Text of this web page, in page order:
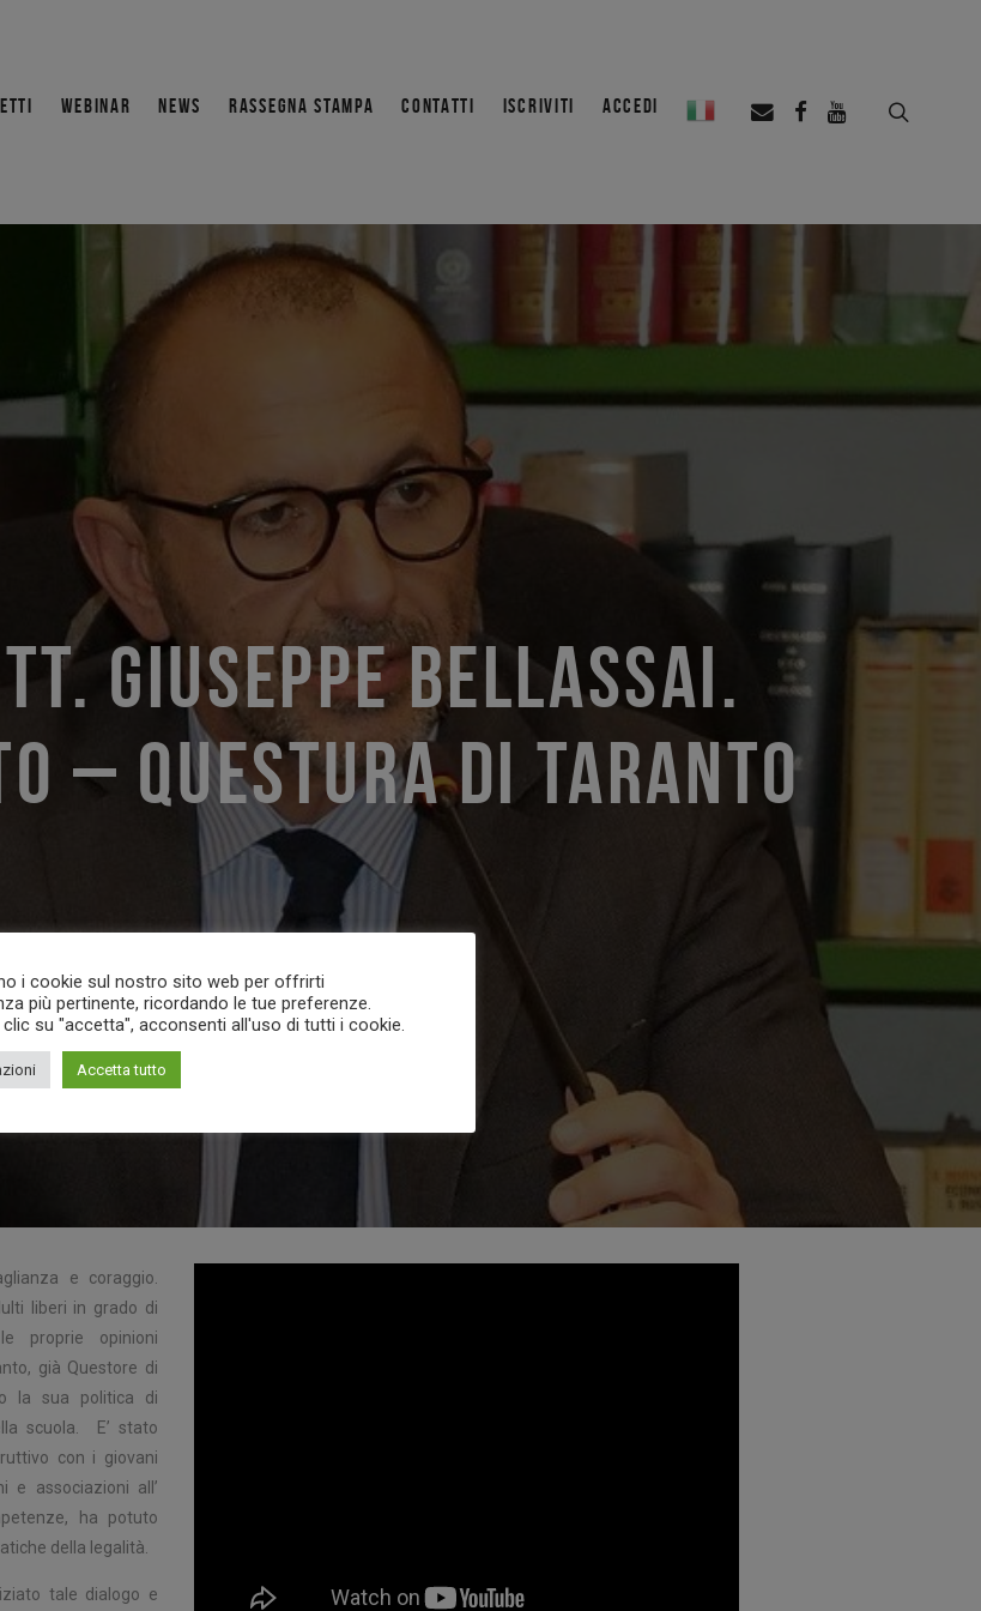
WEBINAR NEWS RASSEGNA STAMPA CONTATTI ISCRIVITI ACCEDI
GIUSEPPE BELLASSAI.
– QUESTURA DI TARANTO
e coraggio.
liberi in grado di
proprie opinioni
già Questore di
la sua politica di
scuola. E’ stato
con i giovani
e associazioni all’
ha potuto
della legalità.
tale dialogo e
i cookie sul nostro sito web per offrirti
più pertinente, ricordando le tue preferenze.
su "accetta", acconsenti all'uso di tutti i cookie.
Accetta tutto